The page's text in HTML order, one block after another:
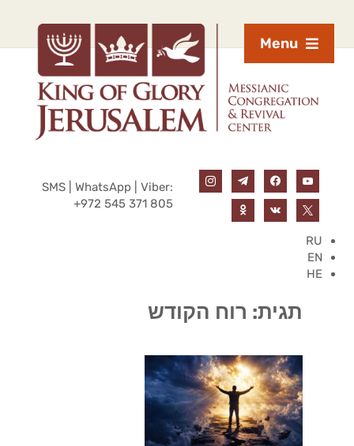
Menu
SMS | WhatsApp | Viber:
+972 545 371 805
RU
EN
HE
תגית: רוח הקודש